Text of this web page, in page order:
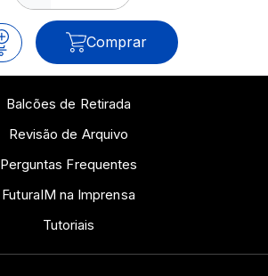
Comprar
Balcões de Retirada
Revisão de Arquivo
Perguntas Frequentes
FuturaIM na Imprensa
Tutoriais